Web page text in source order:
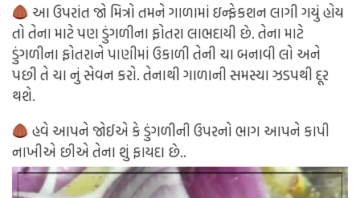
આ ઉપરાંત જો મિત્રો તમને ગાળામાં ઇન્ફેકશન લાગી ગયું હોય
તો તેના માટે પણ ડુંગળીના ફોતરા લાભદાયી છે. તેના માટે
ડુંગળીના ફોતરાને પાણીમાં ઉકાળી તેની ચા બનાવી લો અને
પછી તે ચા નું સેવન કરો. તેનાથી ગાળાની સમસ્યા ઝડપથી દૂર
થશે.
હવે આપને જોઈએ કે ડુંગળીની ઉપરનો ભાગ આપને કાપી
નાખીએ છીએ તેના શું ફાયદા છે..